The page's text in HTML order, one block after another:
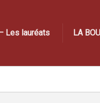
Les lauréats LA